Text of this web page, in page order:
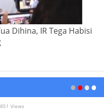
Dihina, IR Tega Habisi
Views